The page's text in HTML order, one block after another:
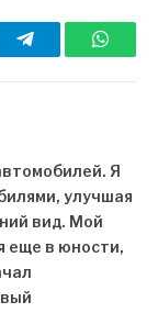
Telegram
Я
улучшая
вид. Мой
еще в юности,